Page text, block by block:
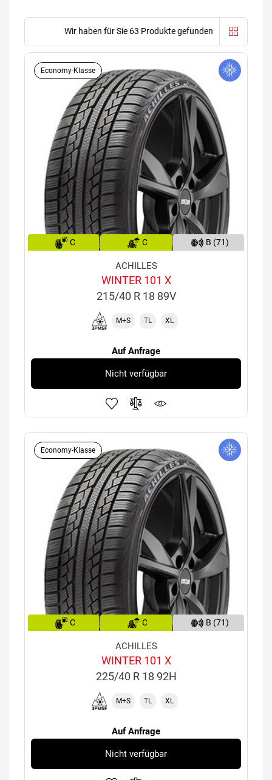
Wir haben für Sie 63 Produkte gefunden
Economy-Klasse
C C B (71)
ACHILLES
WINTER 101 X
215/40 R 18 89V
M+S TL XL
Auf Anfrage
Nicht verfügbar
Economy-Klasse
C C B (71)
ACHILLES
WINTER 101 X
225/40 R 18 92H
M+S TL XL
Auf Anfrage
Nicht verfügbar